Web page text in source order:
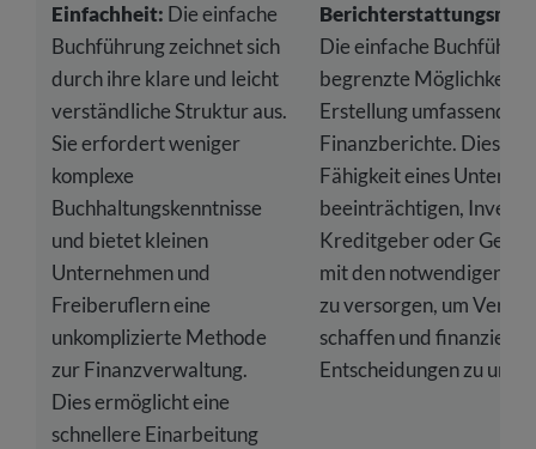
Einfachheit: Die einfache
Buchführung zeichnet sich
durch ihre klare und leicht
verständliche Struktur aus.
Sie erfordert weniger
komplexe
Buchhaltungskenntnisse
und bietet kleinen
Unternehmen und
Freiberuflern eine
unkomplizierte Methode
zur Finanzverwaltung.
Dies ermöglicht eine
schnellere Einarbeitung
Die einfache
begrenzte
Erstellung umfassender
Finanzberichte. Dies
Fähigkeit eines
beeinträchtigen,
Kreditgeber oder
mit den notwendigen
zu versorgen, um
schaffen und finanzielle
Entscheidungen zu